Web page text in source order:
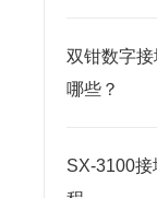
双钳数字
哪些？
SX-3100